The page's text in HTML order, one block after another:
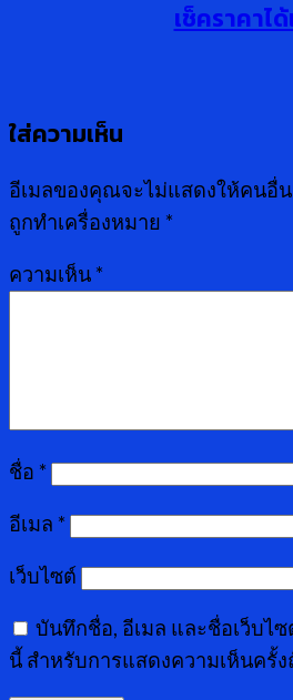
เช็คราคาไ
ใส่ความเห็น
อีเมลของคุณจะไม่แสดงให้คนอื่
ถูกทำเครื่องหมาย *
ความเห็น *
ชื่อ *
อีเมล *
เว็บไซต์
บันทึกชื่อ, อีเมล และชื่อเว็บไ
นี้ สำหรับการแสดงความเห็นครั้ง